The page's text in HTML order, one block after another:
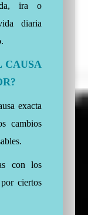
ira o
diaria
CAUSA
exacta
cambios
con los
ciertos